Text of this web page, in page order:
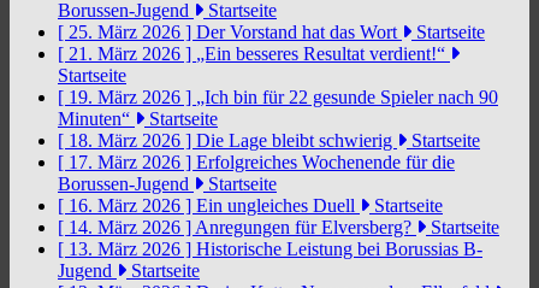
Borussen-Jugend
Startseite
[ 25. März 2026 ] Der Vorstand hat das Wort
Startseite
[ 21. März 2026 ] „Ein besseres Resultat verdient!“
Startseite
[ 19. März 2026 ] „Ich bin für 22 gesunde Spieler nach 90
Minuten“
Startseite
[ 18. März 2026 ] Die Lage bleibt schwierig
Startseite
[ 17. März 2026 ] Erfolgreiches Wochenende für die
Borussen-Jugend
Startseite
[ 16. März 2026 ] Ein ungleiches Duell
Startseite
[ 14. März 2026 ] Anregungen für Elversberg?
Startseite
[ 13. März 2026 ] Historische Leistung bei Borussias B-
Jugend
Startseite